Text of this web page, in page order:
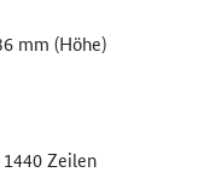
mm (Höhe)
Zeilen